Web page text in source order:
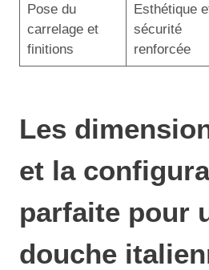
Pose du
carrelage et
finitions
Esthétique
sécurité
renforcée
Les
et la
parfaite pour
douche